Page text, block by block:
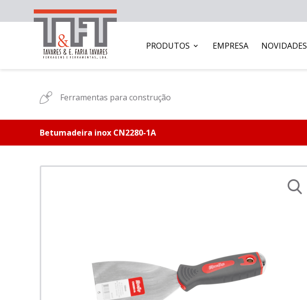
PRODUTOS EMPRESA NOVIDADES
Ferramentas para construção
Betumadeira inox CN2280-1A